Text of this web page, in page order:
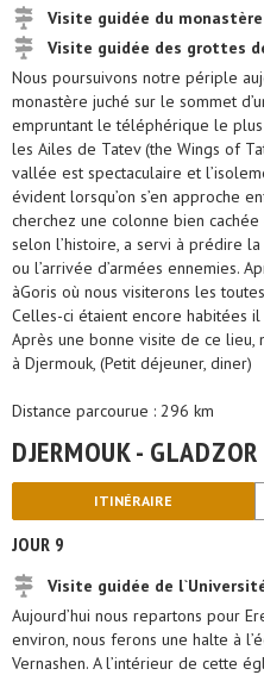
Visite guidée du
Visite guidée des grottes
Nous poursuivons notre périple
monastère juché sur le sommet
empruntant le téléphérique le
les Ailes de Tatev (the Wings of
vallée est spectaculaire et
évident lorsqu’on s’en approche
cherchez une colonne bien
selon l’histoire, a servi à prédire
ou l’arrivée d’armées ennemies.
àGoris où nous visiterons les
Celles-ci étaient encore habitées
Après une bonne visite de ce lieu,
à Djermouk, (Petit déjeuner, diner)
Distance parcourue : 296 km
DJERMOUK - GLADZOR
ITINÉRAIRE
JOUR 9
Visite guidée de
Aujourd’hui nous repartons pour
environ, nous ferons une halte à
Vernashen. A l’intérieur de cette